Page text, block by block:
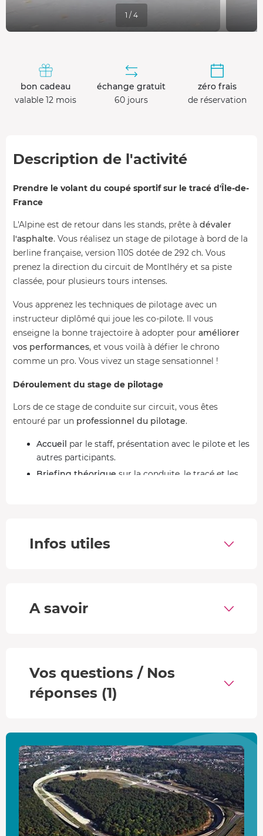
1 / 4
bon cadeau
valable 12 mois
échange gratuit
60 jours
zéro frais
de réservation
Description de l'activité
Prendre le volant du coupé sportif sur le tracé d'Île-de-
France
L'Alpine est de retour dans les stands, prête à dévaler
l'asphalte. Vous réalisez un stage de pilotage à bord de la
berline française, version 110S dotée de 292 ch. Vous
prenez la direction du circuit de Montlhéry et sa piste
classée, pour plusieurs tours intenses.
Vous apprenez les techniques de pilotage avec un
instructeur diplômé qui joue les co-pilote. Il vous
enseigne la bonne trajectoire à adopter pour améliorer
vos performances, et vous voilà à défier le chrono
comme un pro. Vous vivez un stage sensationnel !
Déroulement du stage de pilotage
Lors de ce stage de conduite sur circuit, vous êtes
entouré par un professionnel du pilotage.
Accueil par le staff, présentation avec le pilote et les
autres participants.
Briefing théorique sur la conduite, le tracé et les
avec le moniteur à vos côtés.
d'effectuer le 0 à 100 km/h en 4.4 sec. Avec ses lignes
modernes, elle atteint unevitesse max. de 260 km/h .
Circuit de Montlhéry
circuit prestigieux de 3.4 km, et d'1.5 km de piste d'essai
sur laquelle vous évoluerez. Véritable terrain de jeu pour
les amateurs de conduite sportive, avec ses courbes
rapides et ses épingles, il est aussi labellisé Patrimoine du
XXèmesiècle. Entouré de verdure, c'est le lieu parfait pour
votre stage de pilotage.
Infos utiles
A savoir
Vos questions / Nos
réponses (1)